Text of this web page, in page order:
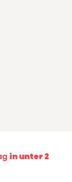
in unter 2